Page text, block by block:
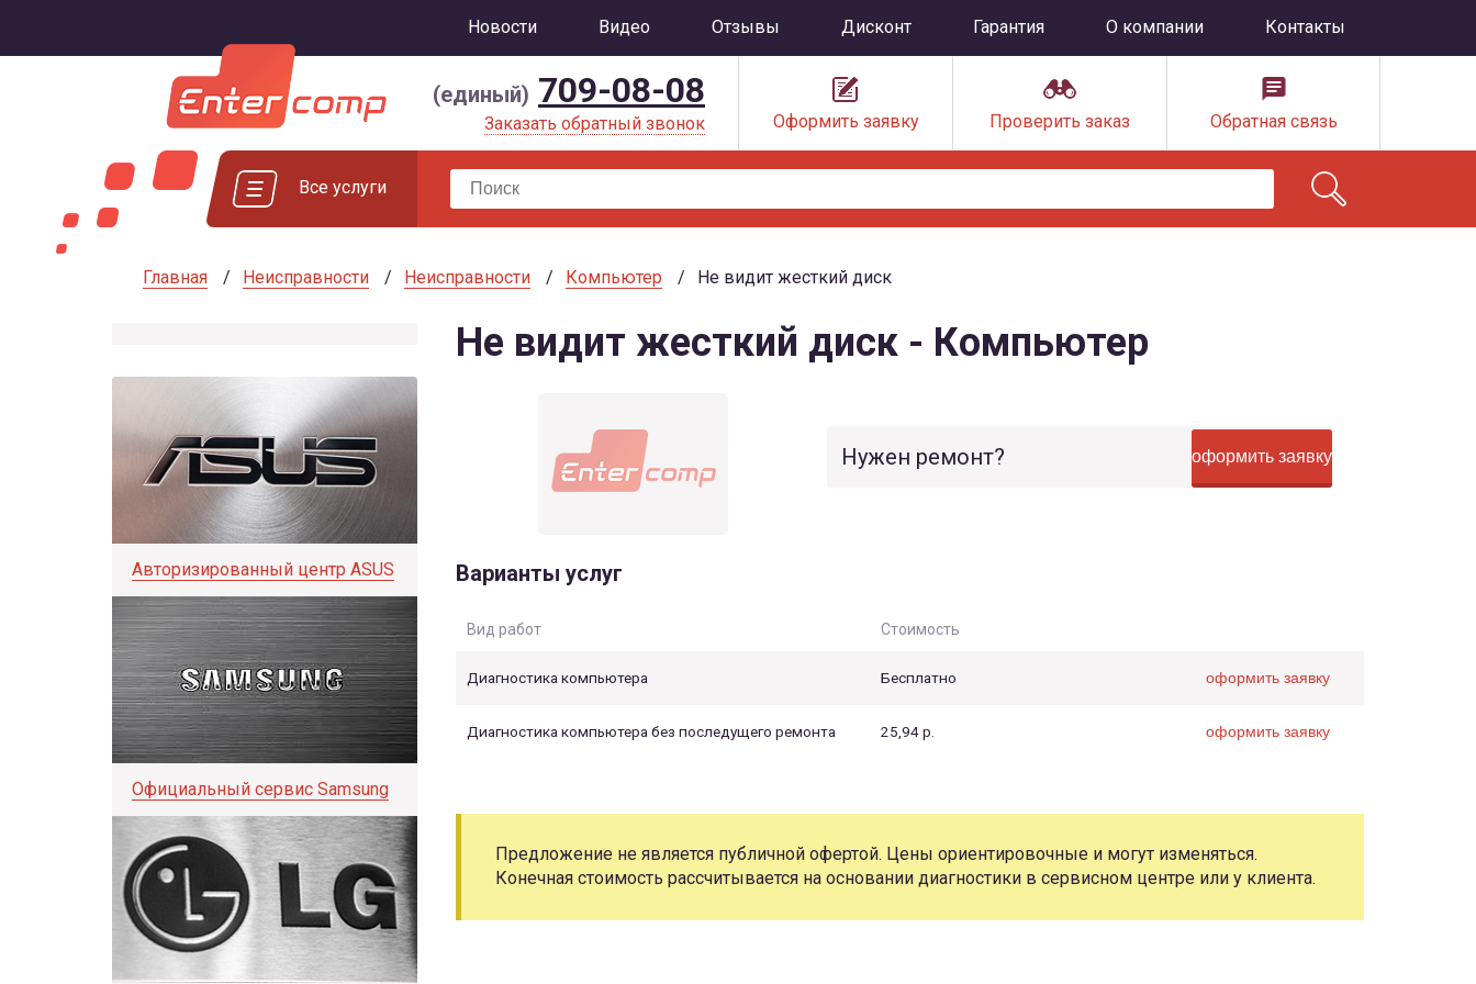
Новости Видео Отзывы Дисконт Гарантия О компании Контакты
(единый) 709-08-08
Заказать обратный звонок Оформить заявку Проверить заказ Обратная связь
Все услуги
Главная Неисправности Неисправности Компьютер Не видит жесткий диск
Авторизированный центр ASUS
Официальный сервис Samsung
Не видит жесткий диск - Компьютер
Нужен ремонт? оформить заявку
Варианты услуг
Вид работ Стоимость
Диагностика компьютера Бесплатно оформить заявку
Диагностика компьютера без последущего ремонта 25,94 р. оформить заявку
Предложение не является публичной офертой. Цены ориентировочные и могут изменяться.
Конечная стоимость рассчитывается на основании диагностики в сервисном центре или у клиента.